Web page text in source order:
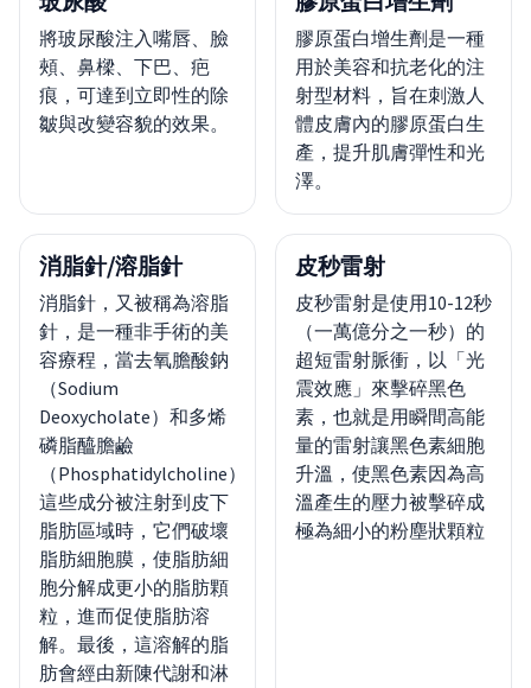
將玻尿酸注入嘴唇、臉
頰、鼻樑、下巴、疤
痕，可達到立即性的除
皺與改變容貌的效果。
膠原蛋白增生劑是一種
用於美容和抗老化的注
射型材料，旨在刺激人
體皮膚內的膠原蛋白生
產，提升肌膚彈性和光
澤。
消脂針/溶脂針
消脂針，又被稱為溶脂
針，是一種非手術的美
容療程，當去氧膽酸鈉
（Sodium
Deoxycholate）和多烯
磷脂醯膽鹼
（Phosphatidylcholine）
這些成分被注射到皮下
脂肪區域時，它們破壞
脂肪細胞膜，使脂肪細
胞分解成更小的脂肪顆
粒，進而促使脂肪溶
解。最後，這溶解的脂
肪會經由新陳代謝和淋
皮秒雷射
皮秒雷射是使用10-12秒
（一萬億分之一秒）的
超短雷射脈衝，以「光
震效應」來擊碎黑色
素，也就是用瞬間高能
量的雷射讓黑色素細胞
升溫，使黑色素因為高
溫產生的壓力被擊碎成
極為細小的粉塵狀顆粒